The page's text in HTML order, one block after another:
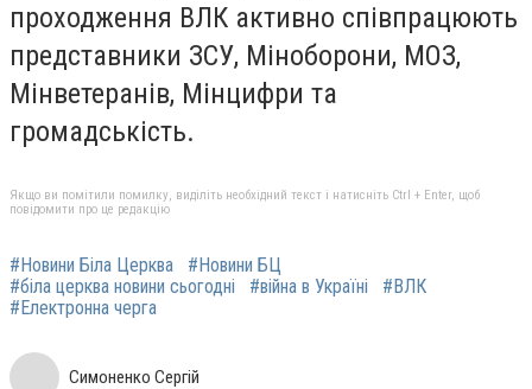
проходження ВЛК активно співпрацюють
представники ЗСУ, Міноборони, МОЗ,
Мінветеранів, Мінцифри та
громадськість.
Якщо ви помітили помилку, виділіть необхідний текст і натисніть Ctrl + Enter, щоб
повідомити про це редакцію
#Новини Біла Церква
#Новини БЦ
#біла церква новини сьогодні
#війна в Україні
#ВЛК
#Електронна черга
Симоненко Сергій